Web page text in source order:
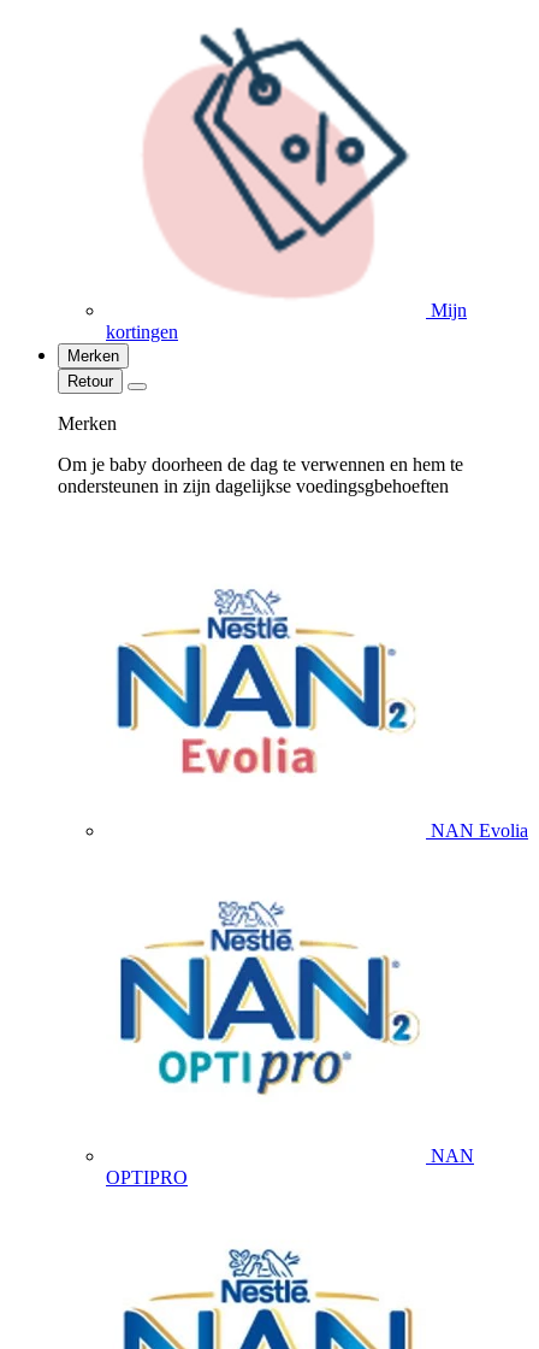
Mijn
kortingen
Merken
Retour
Merken
Om je baby doorheen de dag te verwennen en hem te
ondersteunen in zijn dagelijkse voedingsgbehoeften
NAN Evolia
NAN
OPTIPRO